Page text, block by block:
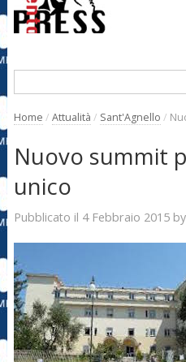
Home / Attualità / Sant'Agnello /
Nuovo summit
unico
Pubblicato il 4 Febbraio 2015by